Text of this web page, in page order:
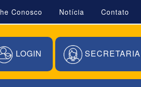
Conosco Notícia Contato
LOGIN SECRETARIA